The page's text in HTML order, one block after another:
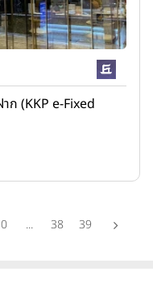
ก (KKP e-Fixed
... 38 39